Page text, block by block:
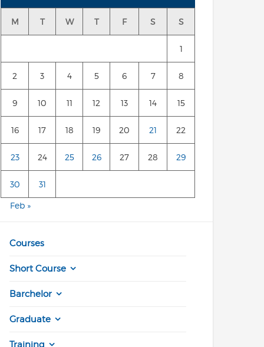
M T W T F S S
1
2 3 4 5 6 7 8
9 10 11 12 13 14 15
16 17 18 19 20 21 22
23 24 25 26 27 28 29
30 31
Feb »
Courses
Short Course
Barchelor
Graduate
Training